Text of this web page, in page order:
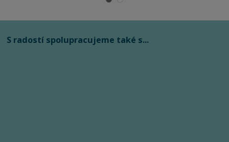
S radostí spolupracujeme také s...